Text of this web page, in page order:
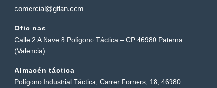
comercial@gtlan.com
Oficinas
Calle 2 A Nave 8 Polígono Táctica – CP 46980 Paterna
(Valencia)
Almacén táctica
Polígono Industrial Táctica, Carrer Forners, 18, 46980